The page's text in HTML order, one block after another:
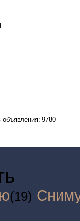
объявления: 9780
(19)